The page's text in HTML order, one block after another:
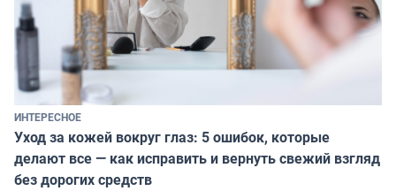
ИНТЕРЕСНОЕ
Уход за кожей вокруг глаз: 5 ошибок, которые
делают все — как исправить и вернуть свежий взгляд
без дорогих средств